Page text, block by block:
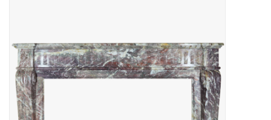
Objecten
Decoratieve Outdoor
Objecten